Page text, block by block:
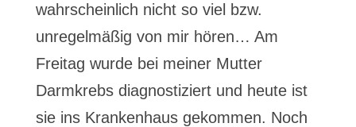
wahrscheinlich nicht so viel bzw.
unregelmäßig von mir hören… Am
Freitag wurde bei meiner Mutter
Darmkrebs diagnostiziert und heute ist
sie ins Krankenhaus gekommen. Noch